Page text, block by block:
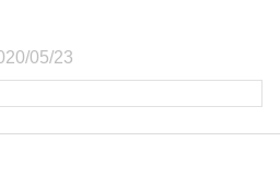
05/23